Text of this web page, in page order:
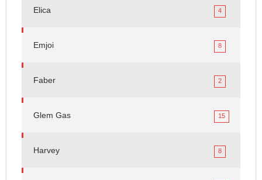
Elica 4
Emjoi 8
Faber 2
Glem Gas 15
Harvey 8